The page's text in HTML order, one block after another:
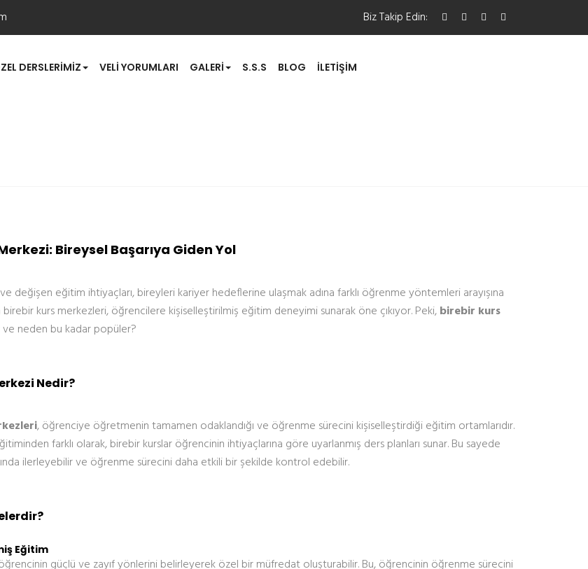
Biz Takip Edin:
DERSLERIMIZ VELI YORUMLARI GALERI S.S.S BLOG İLETIŞIM
Bireysel Başarıya Giden Yol
değişen eğitim ihtiyaçları, bireyleri kariyer hedeflerine ulaşmak adına farklı öğrenme yöntemleri arayışına
kurs merkezleri, öğrencilere kişiselleştirilmiş eğitim deneyimi sunarak öne çıkıyor. Peki,birebir kurs
neden bu kadar popüler?
Nedir?
, öğrenciye öğretmenin tamamen odaklandığı ve öğrenme sürecini kişiselleştirdiği eğitim ortamlarıdır.
farklı olarak, birebir kurslar öğrencinin ihtiyaçlarına göre uyarlanmış ders planları sunar. Bu sayede
ilerleyebilir ve öğrenme sürecini daha etkili bir şekilde kontrol edebilir.
Eğitim
güçlü ve zayıf yönlerini belirleyerek özel bir müfredat oluşturabilir. Bu, öğrencinin öğrenme sürecini